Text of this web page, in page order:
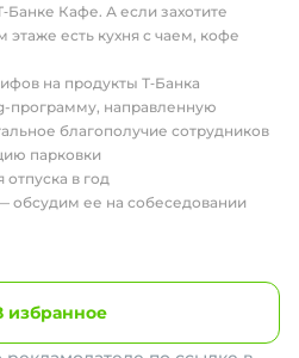
Кафе. А если захотите
этаже есть кухня с чаем, кофе
на продукты Т‑Банка
программу, направленную
благополучие сотрудников
парковки
в год
обсудим ее на собеседовании
избранное